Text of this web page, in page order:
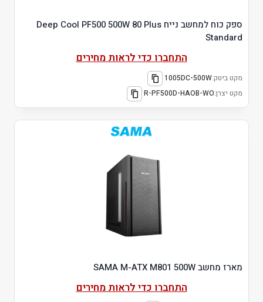
ספק כוח למחשב נייח Deep Cool PF500 500W 80 Plus
Standard
התחברו כדי לראות מחירים
מקט ביטק:1005DC-500W
מקט יצרן:R-PF500D-HAOB-WO
מארז מחשב SAMA M-ATX M801 500W
התחברו כדי לראות מחירים